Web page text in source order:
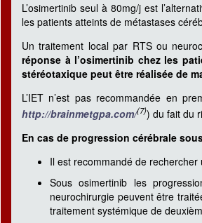
L’osimertinib seul à 80mg/j est
les patients atteints de métastases
Un traitement local par RTS ou
réponse à l’osimertinib chez les
stéréotaxique peut être réalisée de
L’IET n’est pas recommandée en
http://brainmetgpa.com/(7)) du fait du
En cas de progression cérébrale
Il est recommandé de
Sous osimertinib les
neurochirurgie peuvent être
traitement systémique de